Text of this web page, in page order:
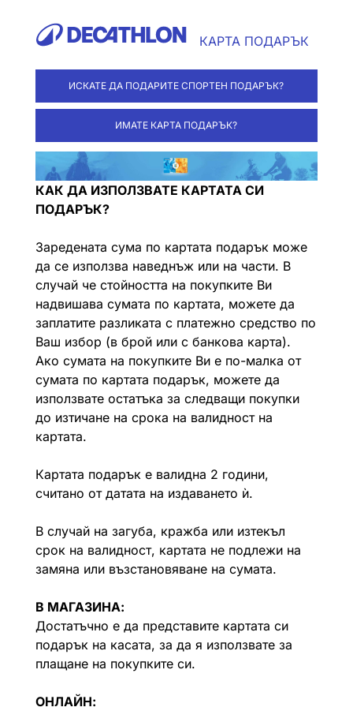
КАРТА ПОДАРЪК
ИСКАТЕ ДА ПОДАРИТЕ СПОРТЕН ПОДАРЪК?
ИМАТЕ КАРТА ПОДАРЪК?
КАК ДА ИЗПОЛЗВАТЕ КАРТАТА СИ
ПОДАРЪК?
Заредената сума по картата подарък може
да се използва наведнъж или на части. В
случай че стойността на покупките Ви
надвишава сумата по картата, можете да
заплатите разликата с платежно средство по
Ваш избор (в брой или с банкова карта).
Ако сумата на покупките Ви е по-малка от
сумата по картата подарък, можете да
използвате остатъка за следващи покупки
до изтичане на срока на валидност на
картата.
Картата подарък е валидна 2 години,
считано от датата на издаването ѝ.
В случай на загуба, кражба или изтекъл
срок на валидност, картата не подлежи на
замяна или възстановяване на сумата.
В МАГАЗИНА:
Достатъчно е да представите картата си
подарък на касата, за да я използвате за
плащане на покупките си.
ОНЛАЙН: